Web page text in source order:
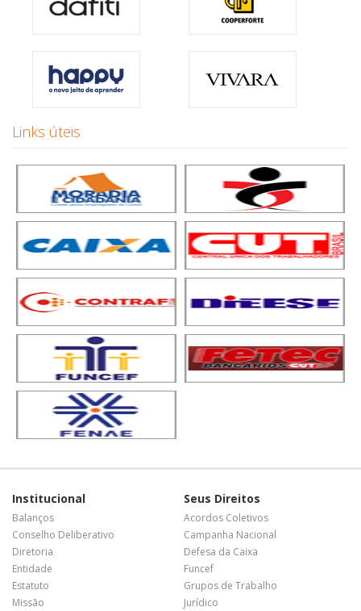
Links úteis
Institucional
Balanços
Conselho Deliberativo
Diretoria
Entidade
Estatuto
Missão
Seus Direitos
Acordos Coletivos
Campanha Nacional
Defesa da Caixa
Funcef
Grupos de Trabalho
Jurídico